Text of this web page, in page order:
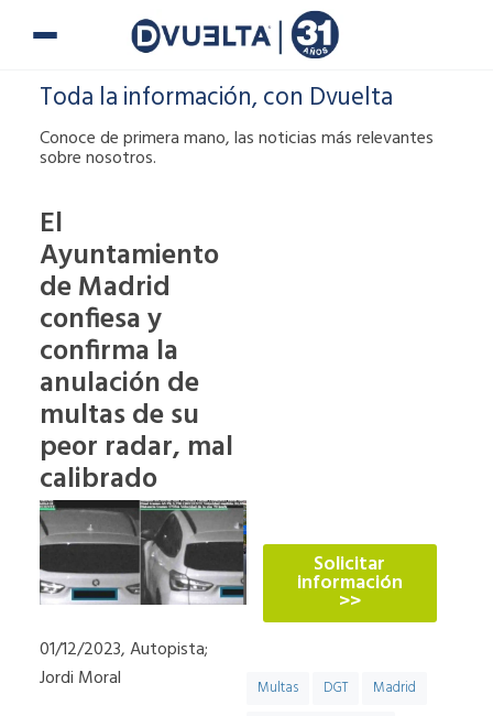
Toda la información, con Dvuelta
Conoce de primera mano, las noticias más relevantes
sobre nosotros.
El
Ayuntamiento
de Madrid
confiesa y
confirma la
anulación de
multas de su
peor radar, mal
calibrado
01/12/2023, Autopista;
Jordi Moral
Solicitar
información
>>
Multas DGT
Madrid